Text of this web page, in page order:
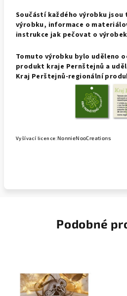
Součástí každého výrobku
výrobku, informace o
instrukce jak pečovat o
Tomuto výrobku bylo uděleno
produkt kraje Pernštejnů a
Kraj Perštejnů-regionální
Vyšívací licence:NonnieNooCreations
Podobné